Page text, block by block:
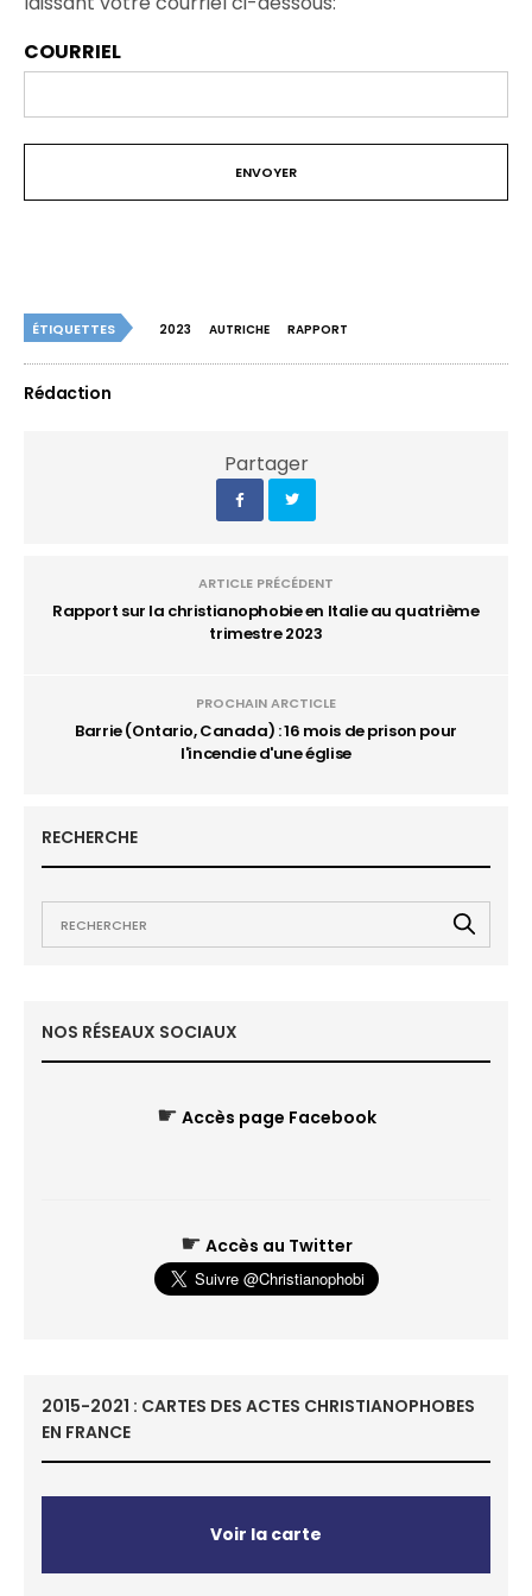
COURRIEL
ÉTIQUETTES 2023 AUTRICHE RAPPORT
Rédaction
Partager
ARTICLE PRÉCÉDENT
Rapport sur la christianophobie en Italie au quatrième
trimestre 2023
PROCHAIN ARCTICLE
Barrie (Ontario, Canada) : 16 mois de prison pour
l'incendie d'une église
RECHERCHE
NOS RÉSEAUX SOCIAUX
☛ Accès page Facebook
☛ Accès au Twitter
2015-2021 : CARTES DES ACTES CHRISTIANOPHOBES
EN FRANCE
Voir la carte